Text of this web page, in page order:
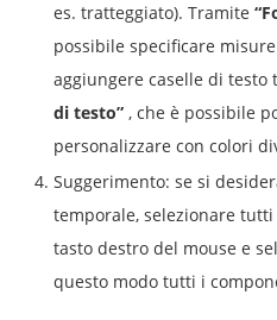
es. tratteggiato). Tramite
possibile specificare
aggiungere caselle di testo
di testo” , che è possibile
personalizzare con colori
Suggerimento: se si
temporale, selezionare
tasto destro del mouse e
questo modo tutti i